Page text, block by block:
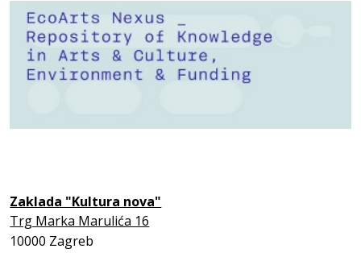
Zaklada "Kultura nova"
Trg Marka Marulića 16
10000 Zagreb